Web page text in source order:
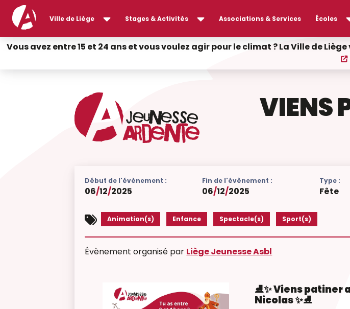
Ville de Liège Stages & Activités Associations & Services Écoles
Vous avez entre 15 et 24 ans et vous voulez agir pour le climat ? La Ville de
VIENS
Début de l'évènement :
06/12/2025
Fin de l'évènement :
06/12/2025
Type :
Fête
Animation(s) Enfance Spectacle(s) Sport(s)
Évènement organisé par Liège Jeunesse Asbl
⛸️✨ Viens patiner
Nicolas ✨⛸️